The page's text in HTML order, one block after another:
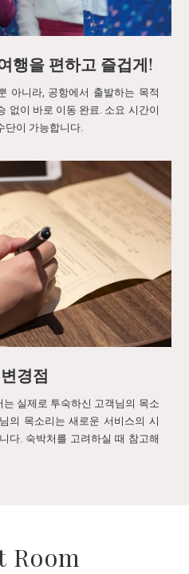
행을 편하고 즐겁게!
아니라, 공항에서 출발하는 목적
없이 바로 이동 완료. 소요 시간이
단이 가능합니다.
경점
실제로 투숙하신 고객님의 목소
의 목소리는 새로운 서비스의 시
다. 숙박처를 고려하실 때 참고해
Room